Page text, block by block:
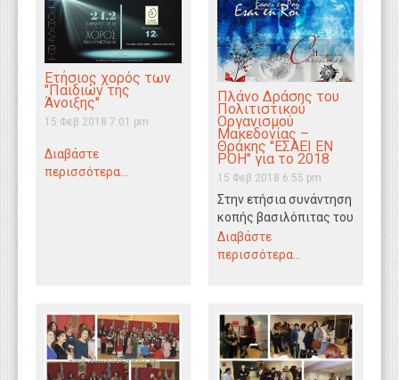
Ετήσιος χορός των
"Παιδιών της
Άνοιξης''
15 Φεβ 2018 7:01 pm
Διαβάστε
περισσότερα...
Πλάνο Δράσης του
Πολιτιστικού
Οργανισμού
Μακεδονίας –
Θράκης ''ΕΣΑΕΙ ΕΝ
ΡΟΗ'' για το 2018
15 Φεβ 2018 6:55 pm
Στην ετήσια συνάντηση
κοπής βασιλόπιτας του
Πολιτιστικού
Οργανισμού
Διαβάστε
περισσότερα...